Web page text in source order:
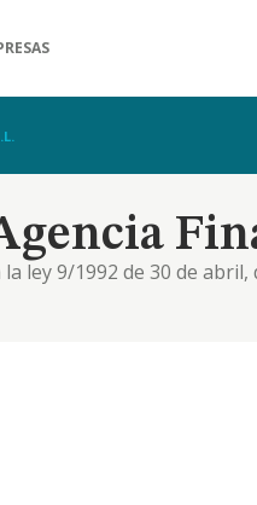
ley 9/1992 de 30 de